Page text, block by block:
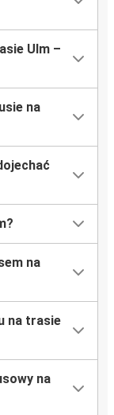
Ulm –
na
na
na trasie
na